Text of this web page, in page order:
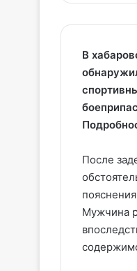
В
После
Мужчина